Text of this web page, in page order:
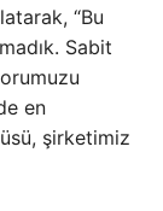
“Bu
Sabit
en
şirketimiz